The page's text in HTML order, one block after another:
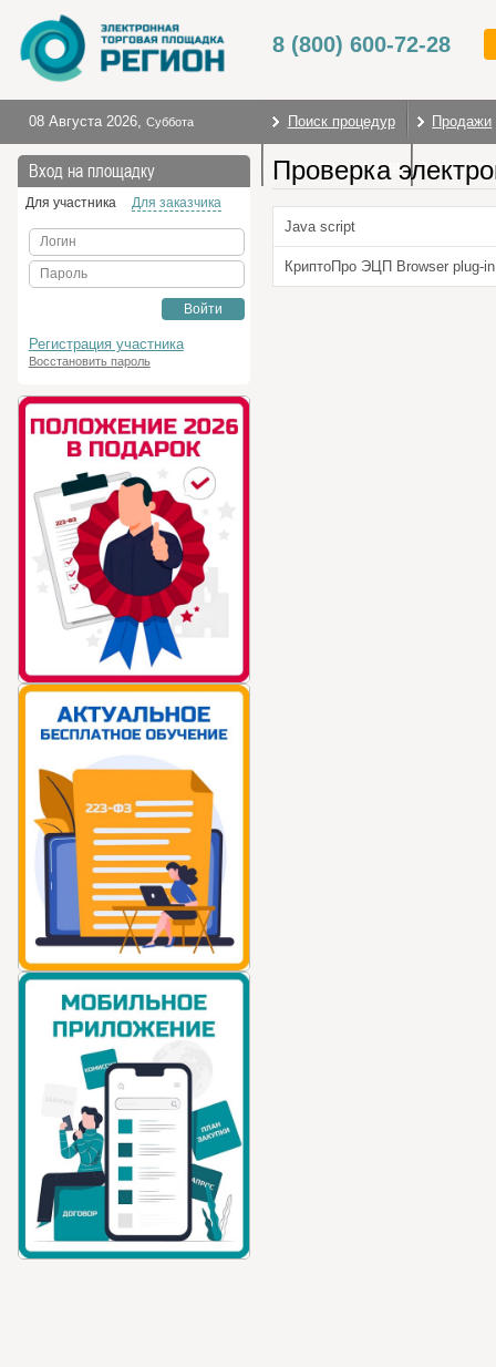
8 (800) 600-72-28
08 Августа 2026, Суббота Поиск процедур Продажи
Торговые секции На
Вход на площадку
Для участника Для заказчика
Логин
Пароль
Войти
Регистрация участника
Восстановить пароль
Проверка
Java script
КриптоПро ЭЦП Browser plug-in